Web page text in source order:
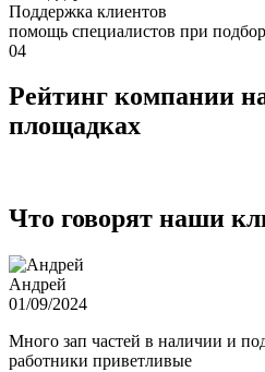
Поддержка клиентов
помощь специалистов при
04
Рейтинг компании
площадках
Что говорят наши
Андрей
01/09/2024
Много зап частей в наличии и
работники приветливые